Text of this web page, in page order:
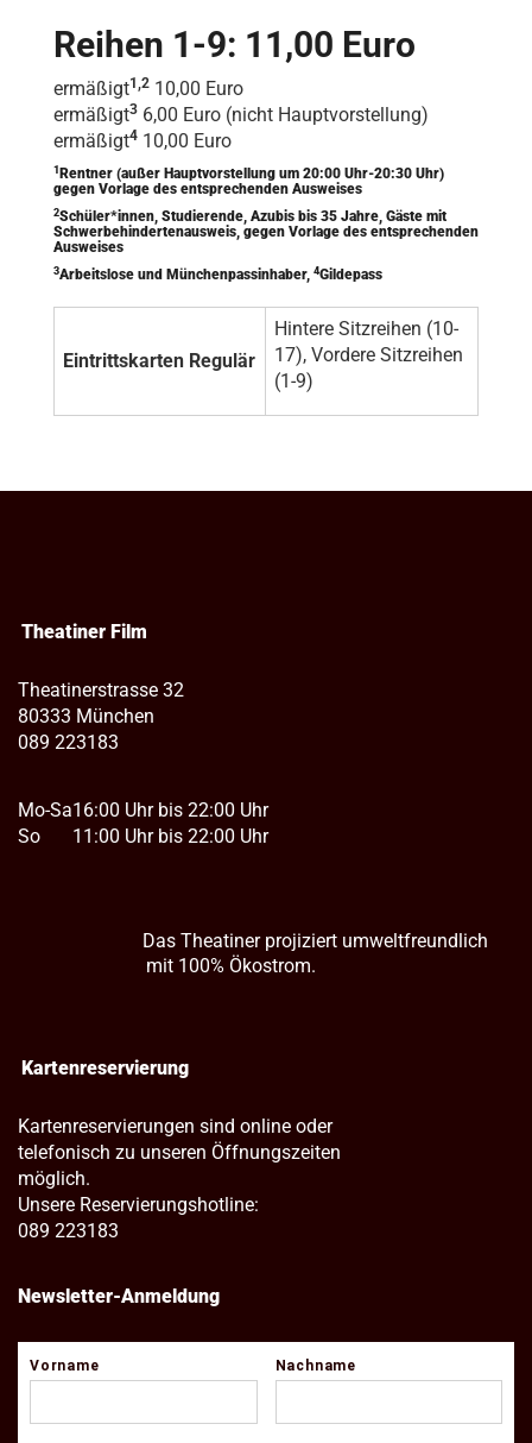
Reihen 1-9: 11,00 Euro
ermäßigt1,2 10,00 Euro
ermäßigt3 6,00 Euro (nicht Hauptvorstellung)
ermäßigt4 10,00 Euro
1 Rentner (außer Hauptvorstellung um 20:00 Uhr-20:30 Uhr)
gegen Vorlage des entsprechenden Ausweises
2Schüler*innen, Studierende, Azubis bis 35 Jahre, Gäste mit
Schwerbehindertenausweis, gegen Vorlage des entsprechenden
Ausweises
3Arbeitslose und Münchenpassinhaber, 4Gildepass
Eintrittskarten Regulär
Hintere Sitzreihen (10-
17), Vordere Sitzreihen
(1-9)
Theatiner Film
Theatinerstrasse 32
80333 München
089 223183
Mo-Sa
So
16:00 Uhr bis 22:00 Uhr
11:00 Uhr bis 22:00 Uhr
Das Theatiner projiziert umweltfreundlich
mit 100% Ökostrom.
Kartenreservierung
Kartenreservierungen sind online oder
telefonisch zu unseren Öffnungszeiten
möglich.
Unsere Reservierungshotline:
089 223183
Newsletter-Anmeldung